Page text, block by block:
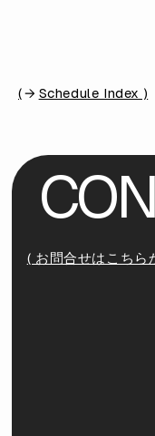
( Schedule Index )
CON
( お問合せはこちら